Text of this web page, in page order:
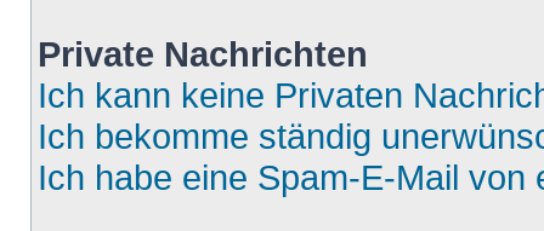
Private Nachrichten
Ich kann keine Privaten
Ich bekomme ständig
Ich habe eine Spam-E-Mail